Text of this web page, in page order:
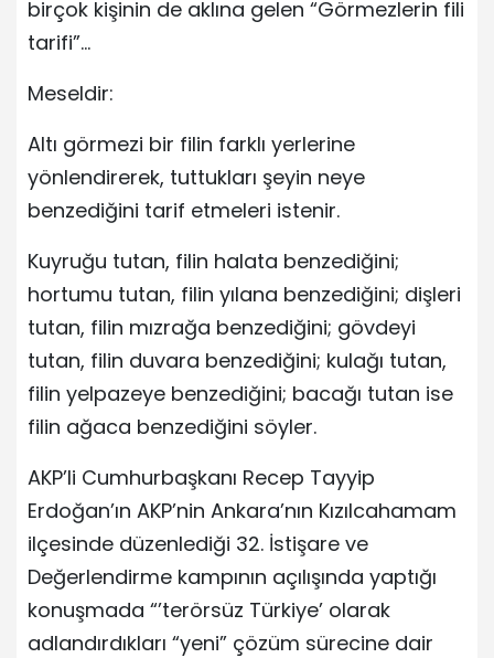
birçok kişinin de aklına gelen “Görmezlerin fili
tarifi”…
Meseldir:
Altı görmezi bir filin farklı yerlerine
yönlendirerek, tuttukları şeyin neye
benzediğini tarif etmeleri istenir.
Kuyruğu tutan, filin halata benzediğini;
hortumu tutan, filin yılana benzediğini; dişleri
tutan, filin mızrağa benzediğini; gövdeyi
tutan, filin duvara benzediğini; kulağı tutan,
filin yelpazeye benzediğini; bacağı tutan ise
filin ağaca benzediğini söyler.
AKP’li Cumhurbaşkanı Recep Tayyip
Erdoğan’ın AKP’nin Ankara’nın Kızılcahamam
ilçesinde düzenlediği 32. İstişare ve
Değerlendirme kampının açılışında yaptığı
konuşmada “’terörsüz Türkiye’ olarak
adlandırdıkları “yeni” çözüm sürecine dair